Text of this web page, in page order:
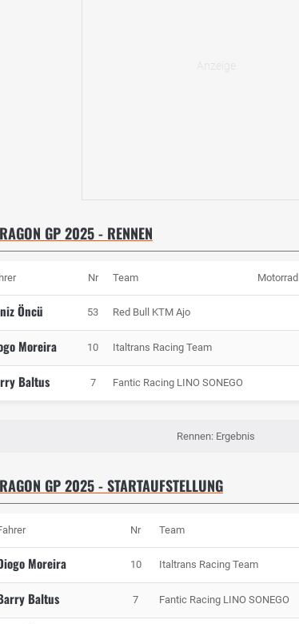
GP 2025 - RENNEN
Nr Team Motorrad
Öncü 53 Red Bull KTM Ajo
Moreira 10 Italtrans Racing Team
Baltus 7 Fantic Racing LINO SONEGO
Rennen: Ergebnis
GP 2025 - STARTAUFSTELLUNG
Nr Team
Moreira 10 Italtrans Racing Team
Baltus 7 Fantic Racing LINO SONEGO